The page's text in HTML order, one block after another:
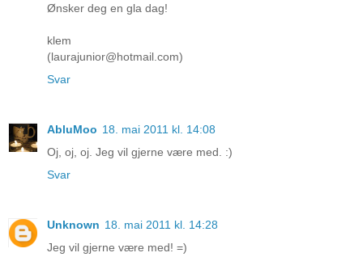
Ønsker deg en gla dag!
klem
(laurajunior@hotmail.com)
Svar
AbluMoo 18. mai 2011 kl. 14:08
Oj, oj, oj. Jeg vil gjerne være med. :)
Svar
Unknown 18. mai 2011 kl. 14:28
Jeg vil gjerne være med! =)